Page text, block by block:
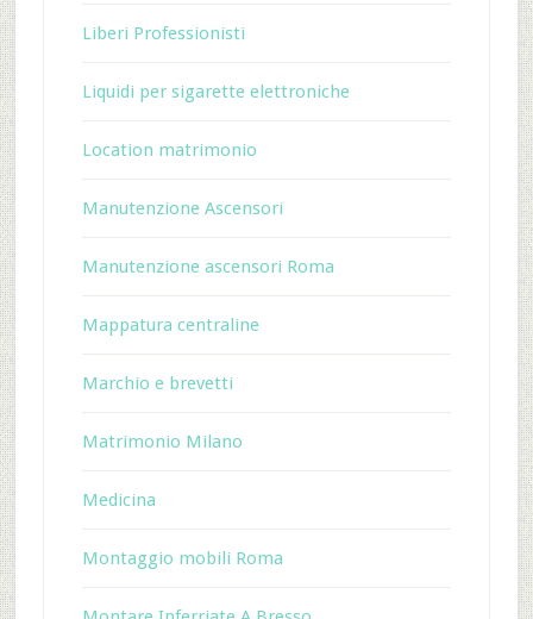
Liberi Professionisti
Liquidi per sigarette elettroniche
Location matrimonio
Manutenzione Ascensori
Manutenzione ascensori Roma
Mappatura centraline
Marchio e brevetti
Matrimonio Milano
Medicina
Montaggio mobili Roma